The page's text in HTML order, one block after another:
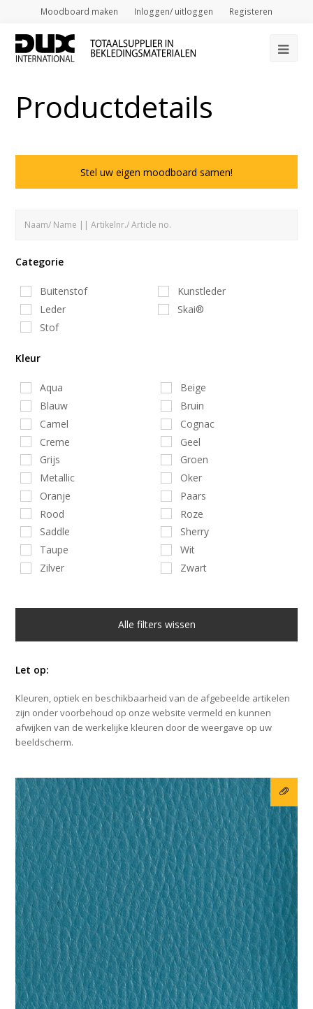
Moodboard maken Inloggen/ uitloggen Registeren
Productdetails
Stel uw eigen moodboard samen!
Categorie
Buitenstof
Kunstleder
Leder
Skai®
Stof
Kleur
Aqua
Beige
Blauw
Bruin
Camel
Cognac
Creme
Geel
Grijs
Groen
Metallic
Oker
Oranje
Paars
Rood
Roze
Saddle
Sherry
Taupe
Wit
Zilver
Zwart
Alle filters wissen
Let op:
Kleuren, optiek en beschikbaarheid van de afgebeelde artikelen
zijn onder voorbehoud op onze website vermeld en kunnen
afwijken van de werkelijke kleuren door de weergave op uw
beeldscherm.